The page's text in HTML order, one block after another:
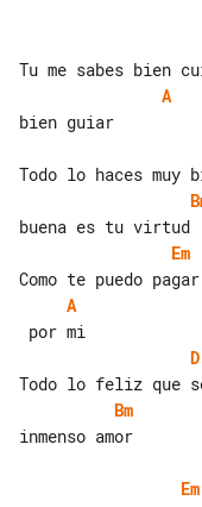
A
Em
A
D
Bm
inmenso amor
Em